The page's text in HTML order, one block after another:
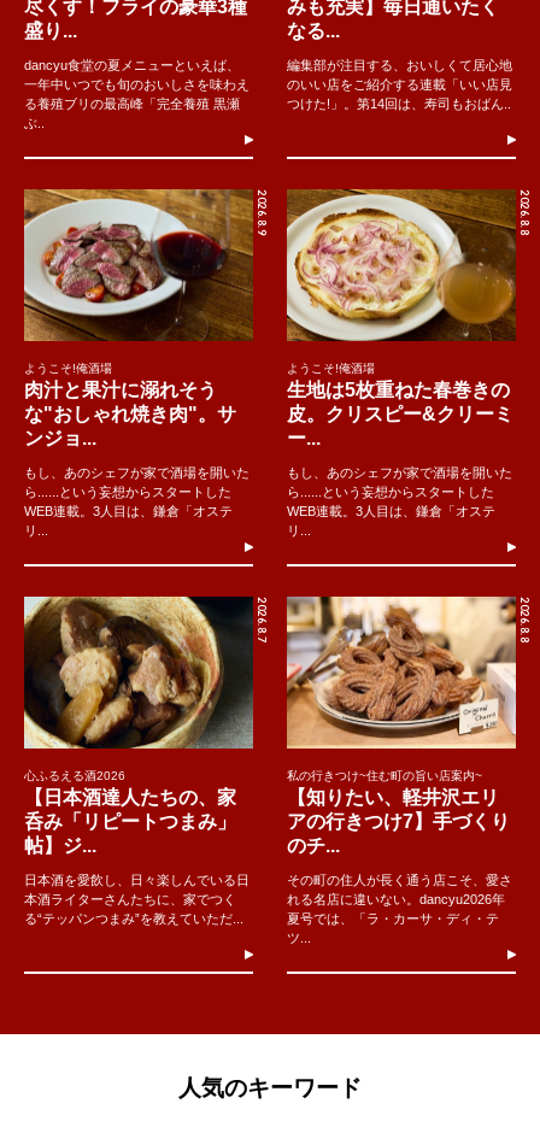
尽くす！フライの豪華3種
盛り...
dancyu食堂の夏メニューといえば、
一年中いつでも旬のおいしさを味わえ
る養殖ブリの最高峰「完全養殖 黒瀬
ぶ..
みも充実】毎日通いたく
なる...
編集部が注目する、おいしくて居心地
のいい店をご紹介する連載「いい店見
つけた!」。第14回は、寿司もおばん..
2026.8.9
ようこそ!俺酒場
肉汁と果汁に溺れそう
な"おしゃれ焼き肉"。サ
ンジョ...
もし、あのシェフが家で酒場を開いた
ら......という妄想からスタートした
WEB連載。3人目は、鎌倉「オステ
リ...
2026.8.8
ようこそ!俺酒場
生地は5枚重ねた春巻きの
皮。クリスピー&クリーミ
ー...
もし、あのシェフが家で酒場を開いた
ら......という妄想からスタートした
WEB連載。3人目は、鎌倉「オステ
リ...
2026.8.7
心ふるえる酒2026
【日本酒達人たちの、家
呑み「リピートつまみ」
帖】ジ...
日本酒を愛飲し、日々楽しんでいる日
本酒ライターさんたちに、家でつく
る“テッパンつまみ”を教えていただ...
2026.8.8
私の行きつけ~住む町の旨い店案内~
【知りたい、軽井沢エリ
アの行きつけ7】手づくり
のチ...
その町の住人が長く通う店こそ、愛さ
れる名店に違いない。dancyu2026年
夏号では、「ラ・カーサ・ディ・テ
ツ...
人気のキーワード